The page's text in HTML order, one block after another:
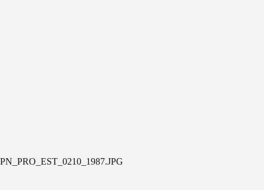
PN_PRO_EST_0210_1987.JPG